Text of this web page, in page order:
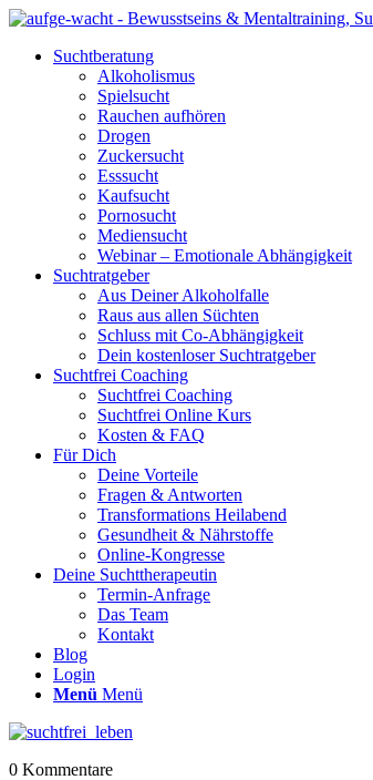
Suchtberatung
Alkoholismus
Spielsucht
Rauchen aufhören
Drogen
Zuckersucht
Esssucht
Kaufsucht
Pornosucht
Mediensucht
Webinar – Emotionale Abhängigkeit
Suchtratgeber
Aus Deiner Alkoholfalle
Raus aus allen Süchten
Schluss mit Co-Abhängigkeit
Dein kostenloser Suchtratgeber
Suchtfrei Coaching
Suchtfrei Coaching
Suchtfrei Online Kurs
Kosten & FAQ
Für Dich
Deine Vorteile
Fragen & Antworten
Transformations Heilabend
Gesundheit & Nährstoffe
Online-Kongresse
Deine Suchttherapeutin
Termin-Anfrage
Das Team
Kontakt
Blog
Login
Menü Menü
0 Kommentare